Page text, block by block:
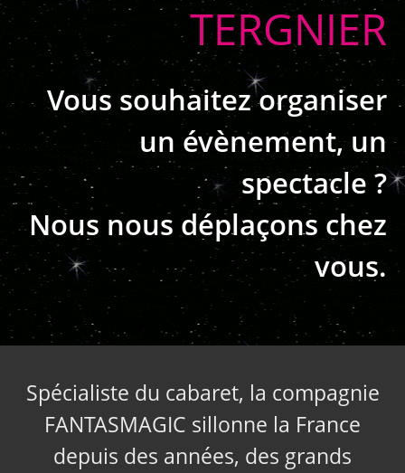
TERGNIER
Vous souhaitez organiser
un évènement, un
spectacle ?
Nous nous déplaçons chez
vous.
Spécialiste du cabaret, la compagnie
FANTASMAGIC sillonne la France
depuis des années, des grands